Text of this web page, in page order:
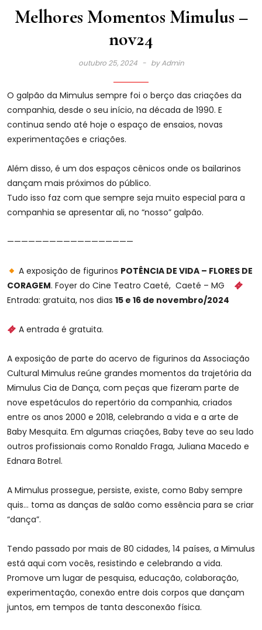
Melhores Momentos Mimulus –
nov24
outubro 25, 2024 byAdmin
O galpão da Mimulus sempre foi o berço das criações da
companhia, desde o seu início, na década de 1990. E
continua sendo até hoje o espaço de ensaios, novas
experimentações e criações.
Além disso, é um dos espaços cênicos onde os bailarinos
dançam mais próximos do público.
Tudo isso faz com que sempre seja muito especial para a
companhia se apresentar ali, no “nosso” galpão.
——————————————————
A exposição de figurinos POTÊNCIA DE VIDA – FLORES DE
CORAGEM. Foyer do Cine Teatro Caeté, Caeté – MG
Entrada: gratuita, nos dias 15 e 16 de novembro/2024
A entrada é gratuita.
A exposição de parte do acervo de figurinos da Associação
Cultural Mimulus reúne grandes momentos da trajetória da
Mimulus Cia de Dança, com peças que fizeram parte de
nove espetáculos do repertório da companhia, criados
entre os anos 2000 e 2018, celebrando a vida e a arte de
Baby Mesquita. Em algumas criações, Baby teve ao seu lado
outros profissionais como Ronaldo Fraga, Juliana Macedo e
Ednara Botrel.
A Mimulus prossegue, persiste, existe, como Baby sempre
quis… toma as danças de salão como essência para se criar
“dança”.
Tendo passado por mais de 80 cidades, 14 países, a Mimulus
está aqui com vocês, resistindo e celebrando a vida.
Promove um lugar de pesquisa, educação, colaboração,
experimentação, conexão entre dois corpos que dançam
juntos, em tempos de tanta desconexão física.